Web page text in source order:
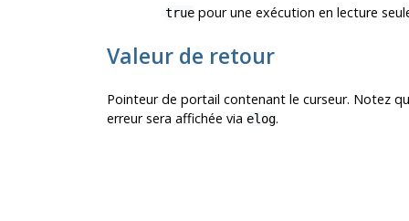
truepour une exécution en lecture
Valeur de retour
Pointeur de portail contenant le curseur. Notez
erreur sera affichée via elog.